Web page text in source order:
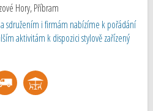
Hory,Příbram
sdružením i firmám nabízíme k pořádání
aktivitám k dispozici stylově zařízený